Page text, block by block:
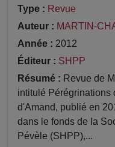
Type : Revue
Auteur : MARTIN-
Année : 2012
Éditeur : SHPP
Résumé : Revue de
intitulé Pérégrinations
d'Amand, publié en
dans le fonds de la
Pévèle (SHPP),...